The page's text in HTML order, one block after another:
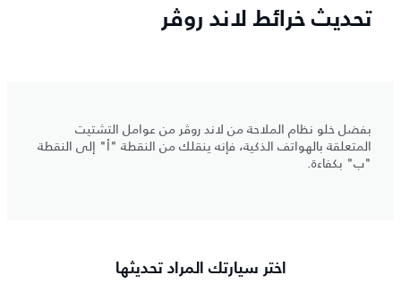
تحديث خرائط لاند روڤر
بفضل خلو نظام الملاحة من لاند روڤر من عوامل التشتيت
المتعلقة بالهواتف الذكية، فإنه ينقلك من النقطة "أ" إلى النقطة
"ب" بكفاءة.
اختر سيارتك المراد تحديثها